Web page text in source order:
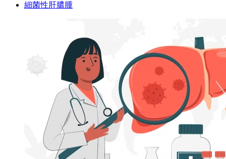
細菌性肝膿腫